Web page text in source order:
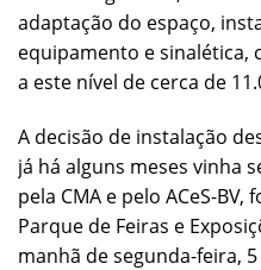
adaptação do espaço,
equipamento e
a este nível de cerca de
A decisão de instalação
já há alguns meses vinha
pela CMA e pelo ACeS-
Parque de Feiras e
manhã de segunda-feira,